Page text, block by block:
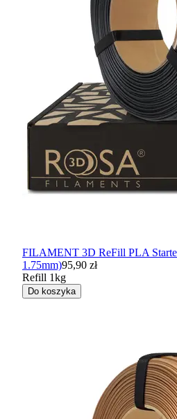
FILAMENT 3D ReFill PLA
1.75mm)95,90 zł
Refill 1kg
Do koszyka